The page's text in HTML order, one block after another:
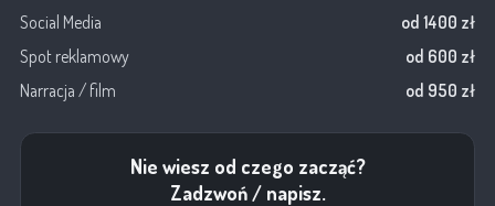
Social Media
od 1400 zł
Spot reklamowy
od 600 zł
Narracja / film
od 950 zł
Nie wiesz od czego zacząć?
Zadzwoń / napisz.